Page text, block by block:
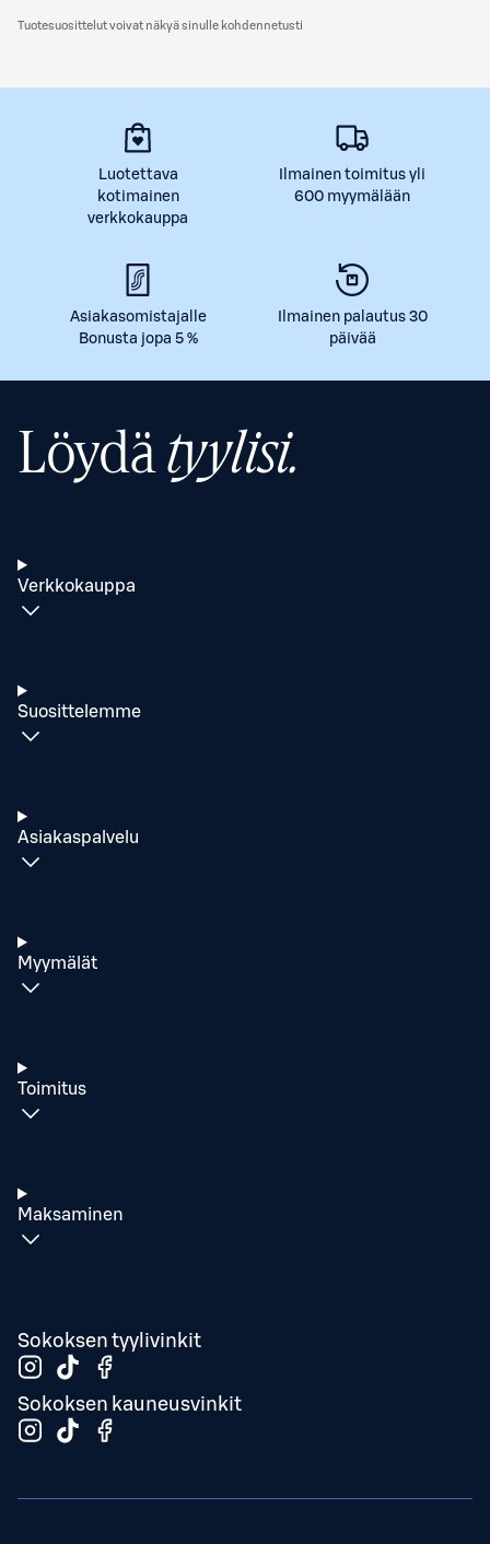
Tuotesuosittelut voivat näkyä sinulle kohdennetusti
Luotettava
kotimainen
verkkokauppa
Ilmainen toimitus yli
600 myymälään
Asiakasomistajalle
Bonusta jopa 5 %
Ilmainen palautus 30
päivää
Löydätyylisi.
Verkkokauppa
Suosittelemme
Asiakaspalvelu
Myymälät
Toimitus
Maksaminen
Sokoksen tyylivinkit
Sokoksen kauneusvinkit